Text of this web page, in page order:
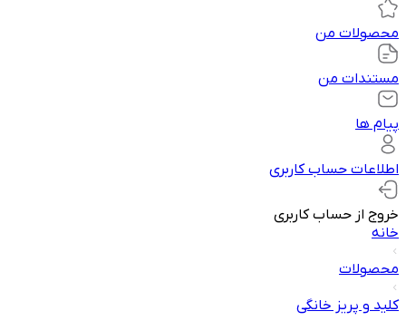
محصولات من
مستندات من
پیام ها
اطلاعات حساب کاربری
خروج از حساب کاربری
خانه
محصولات
کلید و پریز خانگی